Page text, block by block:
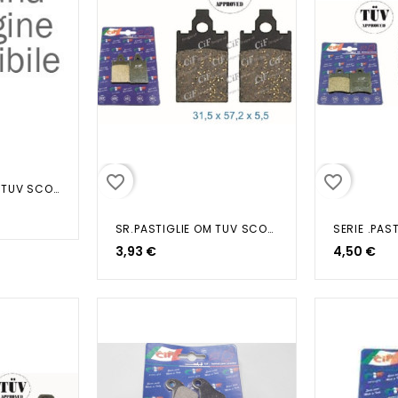
SR.PASTIGLIE OM. TUV SCOOTER... favorite_border
SR.PASTIGLIE OM TUV SCOOTER...
3,93 €
favorite_border
4,50 €